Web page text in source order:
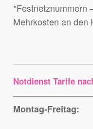
*Festnetznummern
Mehrkosten an den
Notdienst Tarife
Montag-Freitag: